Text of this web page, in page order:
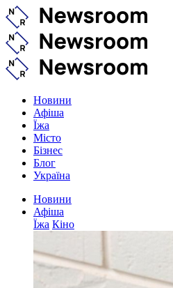
Новини
Афіша
Їжа
Місто
Бізнес
Блог
Україна
Новини
Афіша
Їжа Кіно